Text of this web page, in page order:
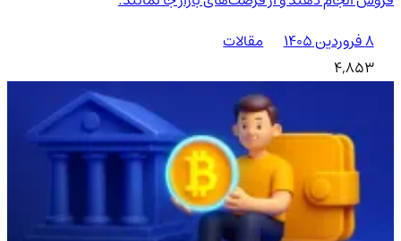
۸ فروردین ۱۴۰۵
مقالات
4,853